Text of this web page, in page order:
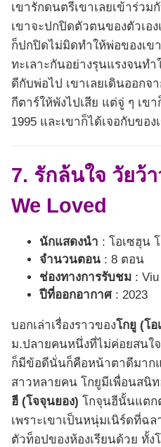
เขารักดนตรีเขาเลยเข้าร่ว
เขาจะปกปิดตัวตนของตัวเอ
ก็ปกปิดไม่มิดทำให้พ่อของเข
ทะเลาะกันอย่างรุนแรงจนท
ดีกับพ่อไป เขาเลยเดินออก
กีตาร์ให้พังไปเสีย แต่จู่ ๆ เข
1995 และเขาก็ได้เจอกับขอ
7. รักล้นใจ วัยว้
We Loved
นักแสดงนำ : โอเซฮุน
จำนวนตอน : 8 ตอน
ช่องทางการรับชม : Viu
ปีที่ออกอากาศ : 2023
บอกเล่าเรื่องราวของโกยู (โ
ม.ปลายคนหนึ่งที่ไม่ค่อยสนใจ
ก็มีข้อดีนั่นก็คือหน้าตาดีมาก
สาวหลายคน โกยูมีเพื่อนสนิ
ฮี (โจจุนยอง) โกจุนฮีนั้นแตก
เพราะเขาเป็นหนุ่มเนิร์ดที่ฉ
ตัวท็อปของห้องเรียนด้วย ทั้